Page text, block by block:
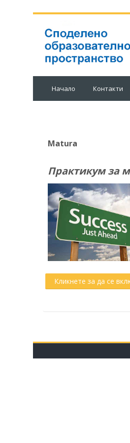
Начало Контакти
Matura
Практикум за
Кликнете за да се